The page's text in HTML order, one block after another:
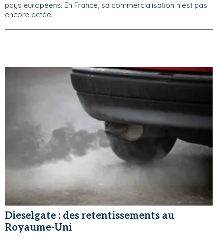
pays européens. En France, sa commercialisation n'est pas
encore actée.
Dieselgate : des retentissements au
Royaume-Uni